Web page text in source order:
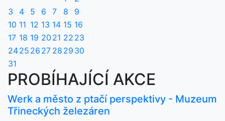
3
4 5 6 7 8
9
10 11 12 13 14 15 16
17 18 19 20 21 22 23
2425 26 27 28 29 30
31
PROBÍHAJÍCÍ AKCE
Werk a město z ptačí perspektivy - Muzeum
Třineckých železáren